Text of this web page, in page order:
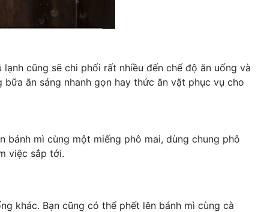
cũng sẽ chi phối rất nhiều đến chế độ ăn uống và
ăn sáng nhanh gọn hay thức ăn vặt phục vụ cho
bánh mì cùng một miếng phô mai, dùng chung phô
việc sắp tới.
khác. Bạn cũng có thể phết lên bánh mì cùng cà